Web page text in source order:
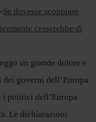
Se dovesse scoppiare
cesserebbe di
un grande dolore e
governi dell’Europa
i politici dell’Europa
Le dichiarazioni